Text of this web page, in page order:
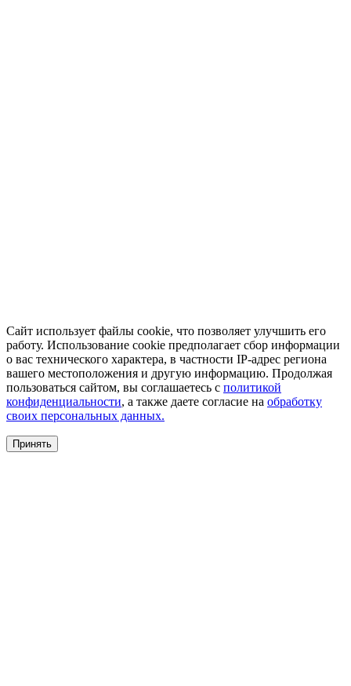
Сайт использует файлы cookie, что позволяет улучшить его
работу. Использование cookie предполагает сбор информации
о вас технического характера, в частности IP-адрес региона
вашего местоположения и другую информацию. Продолжая
пользоваться сайтом, вы соглашаетесь с политикой
конфиденциальности, а также даете согласие на обработку
своих персональных данных.
Принять